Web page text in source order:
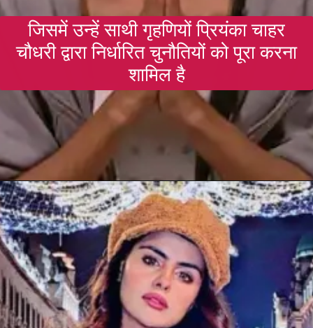
जिसमें उन्हें साथी गृहणियों प्रियंका चाहर
चौधरी द्वारा निर्धारित चुनौतियों को पूरा करना
शामिल है
Opening https://gazetapost.com/salman-khan-charge-rs-1000-crore-for-hosting-bigg-boss-16/57822/